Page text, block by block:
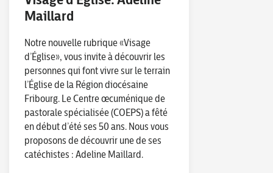
Maillard
Notre nouvelle rubrique «Visage
d’Église», vous invite à découvrir les
personnes qui font vivre sur le terrain
l’Église de la Région diocésaine
Fribourg. Le Centre œcuménique de
pastorale spécialisée (COEPS) a fêté
en début d’été ses 50 ans. Nous vous
proposons de découvrir une de ses
catéchistes : Adeline Maillard.